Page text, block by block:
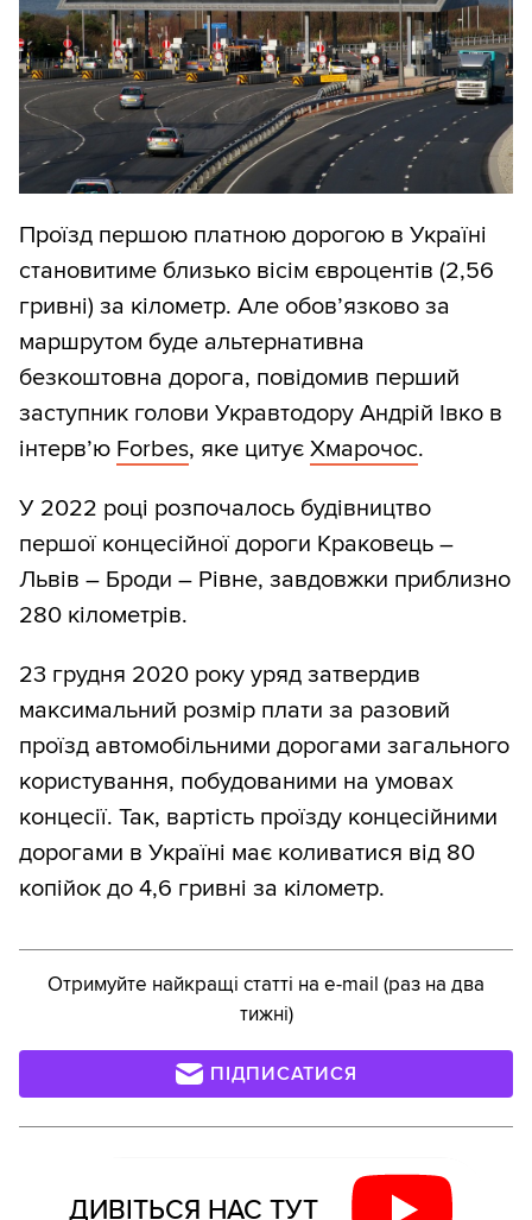
Проїзд першою платною дорогою в Україні
становитиме близько вісім євроцентів (2,56
гривні) за кілометр. Але обов’язково за
маршрутом буде альтернативна
безкоштовна дорога, повідомив перший
заступник голови Укравтодору Андрій Івко в
інтерв’ю Forbes, яке цитує Хмарочос.
У 2022 році розпочалось будівництво
першої концесійної дороги Краковець –
Львів – Броди – Рівне, завдовжки приблизно
280 кілометрів.
23 грудня 2020 року уряд затвердив
максимальний розмір плати за разовий
проїзд автомобільними дорогами загального
користування, побудованими на умовах
концесії. Так, вартість проїзду концесійними
дорогами в Україні має коливатися від 80
копійок до 4,6 гривні за кілометр.
Отримуйте найкращі статті на e-mail (раз на два
тижні)
ПІДПИСАТИСЯ
ДИВІТЬСЯ НАС ТУТ